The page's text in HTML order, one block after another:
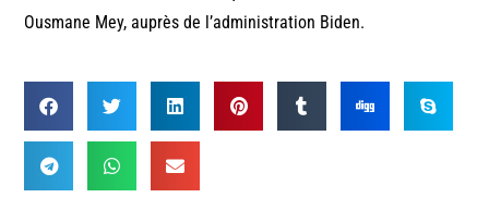
Ousmane Mey, auprès de l’administration Biden.